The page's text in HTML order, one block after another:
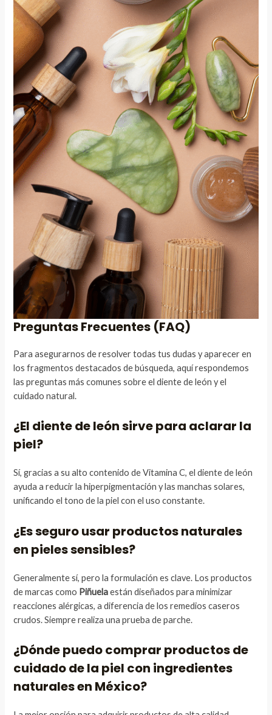
Preguntas Frecuentes (FAQ)
Para asegurarnos de resolver todas tus dudas y aparecer en
los fragmentos destacados de búsqueda, aquí respondemos
las preguntas más comunes sobre el diente de león y el
cuidado natural.
¿El diente de león sirve para aclarar la
piel?
Sí, gracias a su alto contenido de Vitamina C, el diente de león
ayuda a reducir la hiperpigmentación y las manchas solares,
unificando el tono de la piel con el uso constante.
¿Es seguro usar productos naturales
en pieles sensibles?
Generalmente sí, pero la formulación es clave. Los productos
de marcas como Piñuelaestán diseñados para minimizar
reacciones alérgicas, a diferencia de los remedios caseros
crudos. Siempre realiza una prueba de parche.
¿Dónde puedo comprar productos de
cuidado de la piel con ingredientes
naturales en México?